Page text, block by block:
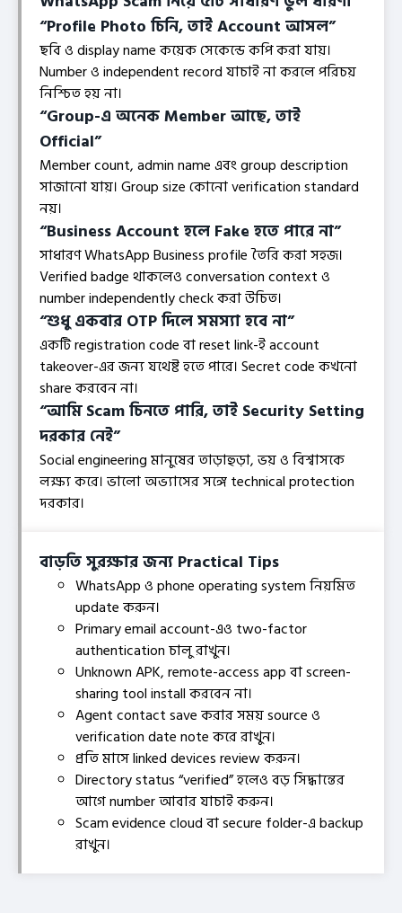
“Profile Photo চিনি, তাই Account আসল”
ছবি ও display name কয়েক সেকেন্ডে কপি করা যায়।
Number ও independent record যাচাই না করলে পরিচয়
নিশ্চিত হয় না।
“Group-এ অনেক Member আছে, তাই
Official”
Member count, admin name এবং group description
সাজানো যায়। Group size কোনো verification standard
নয়।
“Business Account হলে Fake হতে পারে না”
সাধারণ WhatsApp Business profile তৈরি করা সহজ।
Verified badge থাকলেও conversation context ও
number independently check করা উচিত।
“শুধু একবার OTP দিলে সমস্যা হবে না”
একটি registration code বা reset link-ই account
takeover-এর জন্য যথেষ্ট হতে পারে। Secret code কখনো
share করবেন না।
“আমি Scam চিনতে পারি, তাই Security Setting
দরকার নেই”
Social engineering মানুষের তাড়াহুড়া, ভয় ও বিশ্বাসকে
লক্ষ্য করে। ভালো অভ্যাসের সঙ্গে technical protection
দরকার।
বাড়তি সুরক্ষার জন্য Practical Tips
WhatsApp ও phone operating system নিয়মিত
update করুন।
Primary email account-এও two-factor
authentication চালু রাখুন।
Unknown APK, remote-access app বা screen-
sharing tool install করবেন না।
Agent contact save করার সময় source ও
verification date note করে রাখুন।
প্রতি মাসে linked devices review করুন।
Directory status “verified” হলেও বড় সিদ্ধান্তের
আগে number আবার যাচাই করুন।
Scam evidence cloud বা secure folder-এ backup
রাখুন।